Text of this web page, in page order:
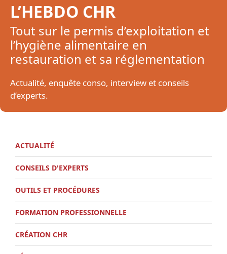
L’HEBDO CHR
Tout sur le permis d’exploitation et
l’hygiène alimentaire en
restauration et sa réglementation
Actualité, enquête conso, interview et conseils
d’experts.
ACTUALITÉ
CONSEILS D'EXPERTS
OUTILS ET PROCÉDURES
FORMATION PROFESSIONNELLE
CRÉATION CHR